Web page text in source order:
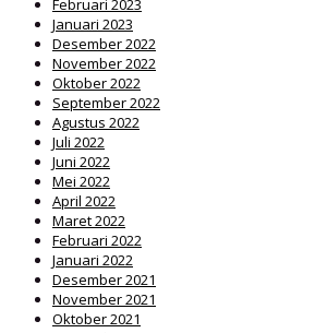
Februari 2023
Januari 2023
Desember 2022
November 2022
Oktober 2022
September 2022
Agustus 2022
Juli 2022
Juni 2022
Mei 2022
April 2022
Maret 2022
Februari 2022
Januari 2022
Desember 2021
November 2021
Oktober 2021